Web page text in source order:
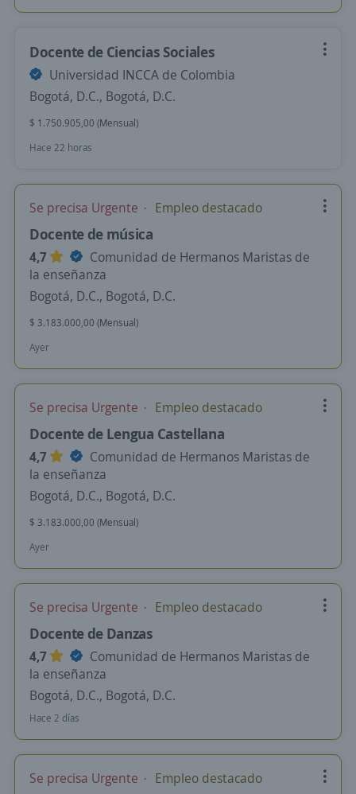
Docente de Ciencias Sociales
Universidad INCCA de Colombia
Bogotá, D.C., Bogotá, D.C.
$ 1.750.905,00 (Mensual)
Hace 22 horas
Se precisa Urgente Empleo destacado
Docente de música
4,7
Comunidad de Hermanos Maristas de
la enseñanza
Bogotá, D.C., Bogotá, D.C.
$ 3.183.000,00 (Mensual)
Ayer
Se precisa Urgente Empleo destacado
Docente de Lengua Castellana
4,7
Comunidad de Hermanos Maristas de
la enseñanza
Bogotá, D.C., Bogotá, D.C.
$ 3.183.000,00 (Mensual)
Ayer
Se precisa Urgente Empleo destacado
Docente de Danzas
4,7
Comunidad de Hermanos Maristas de
la enseñanza
Bogotá, D.C., Bogotá, D.C.
Hace 2 días
Se precisa Urgente Empleo destacado